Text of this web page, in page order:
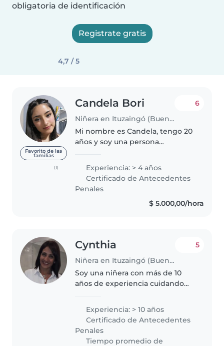
obligatoria de identificación
Registrate gratis
4,7 / 5
Favorito de las
familias
(1)
Candela Bori
Niñera en Ituzaingó (Buenos Aires)
6
Mi nombre es Candela, tengo 20
años y soy una persona
enérgica. Manejo las situaciones
con calma y contención, siempre
desde el diálogo, priorizando..
Experiencia: > 4 años
Certificado de Antecedentes
Penales
$ 5.000,00/hora
Cynthia
Niñera en Ituzaingó (Buenos Aires)
5
Soy una niñera con más de 10
años de experiencia cuidando
español con fluidez y me
describo como una persona
responsable, creativa..
Experiencia: > 10 años
Certificado de Antecedentes
Penales
Tiempo promedio de